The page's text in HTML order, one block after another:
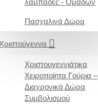
λαμπάδες - Ομάδων
Πασχαλινά Δώρα
Χριστούγεννα
Χριστουγεννιάτικα
Χειροποίητα Γούρια –
Διαχρονικά Δώρα
Συμβολισμού